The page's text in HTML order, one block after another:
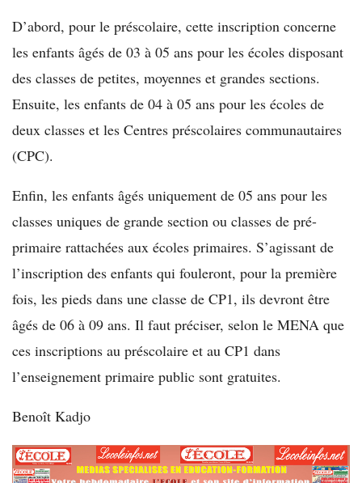
D’abord, pour le préscolaire, cette inscription concerne
les enfants âgés de 03 à 05 ans pour les écoles disposant
des classes de petites, moyennes et grandes sections.
Ensuite, les enfants de 04 à 05 ans pour les écoles de
deux classes et les Centres préscolaires communautaires
(CPC).
Enfin, les enfants âgés uniquement de 05 ans pour les
classes uniques de grande section ou classes de pré-
primaire rattachées aux écoles primaires. S’agissant de
l’inscription des enfants qui fouleront, pour la première
fois, les pieds dans une classe de CP1, ils devront être
âgés de 06 à 09 ans. Il faut préciser, selon le MENA que
ces inscriptions au préscolaire et au CP1 dans
l’enseignement primaire public sont gratuites.
Benoît Kadjo